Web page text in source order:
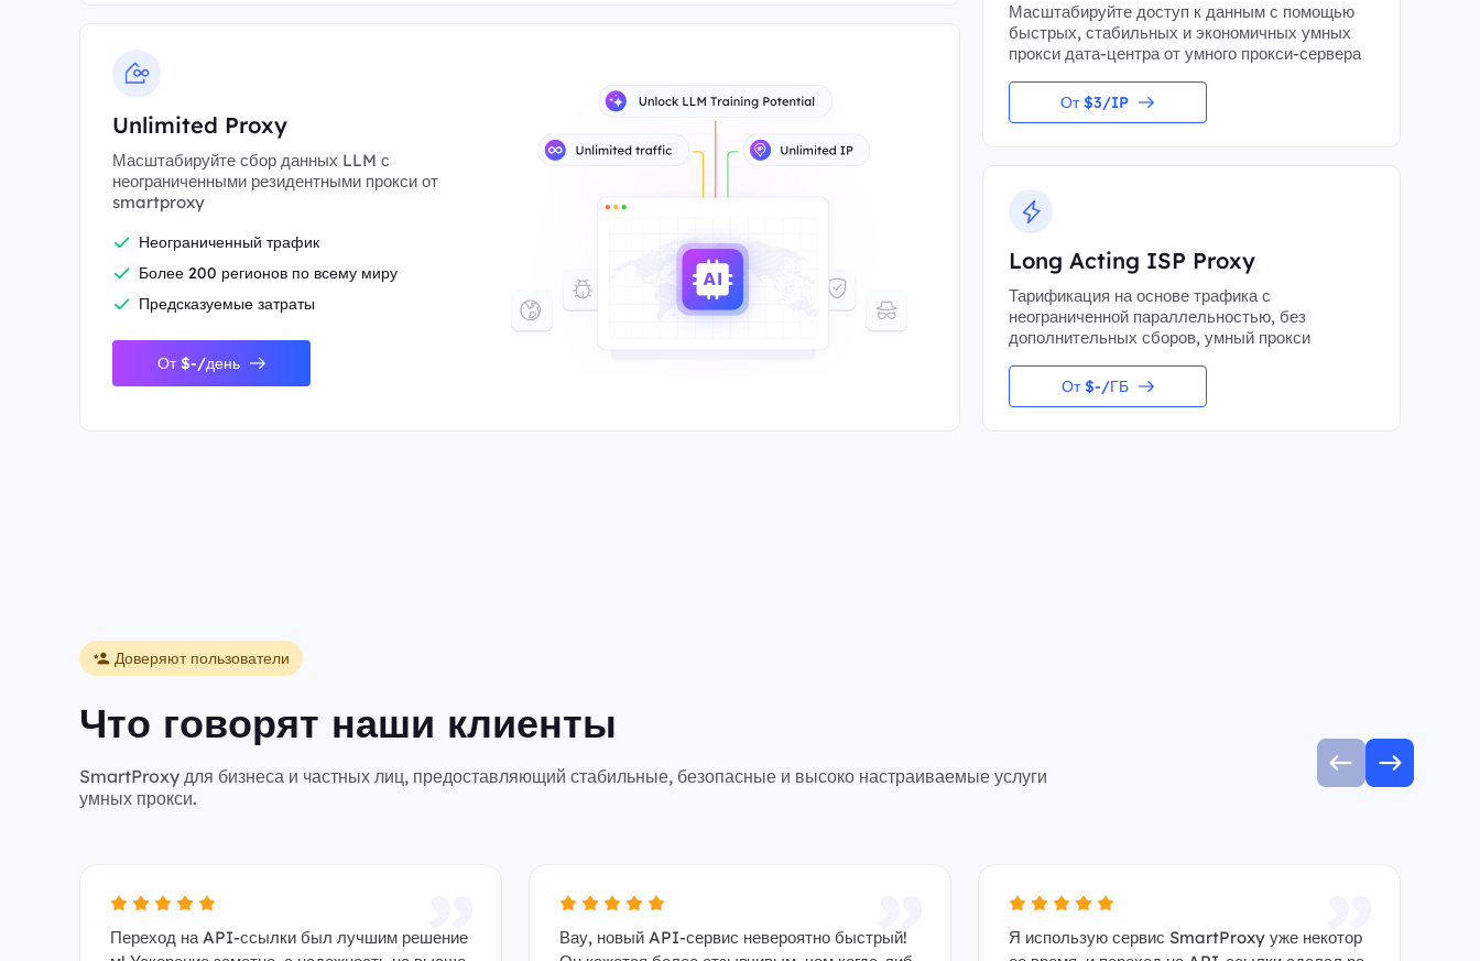
Unlimited Proxy
Масштабируйте сбор данных LLM с
неограниченными резидентными прокси от
smartproxy
Неограниченный трафик
Более 200 регионов по всему миру
Предсказуемые затраты
От $-/день
Масштабируйте доступ к данным с помощью
быстрых, стабильных и экономичных умных
прокси дата-центра от умного прокси-сервера
От $3/IP
Long Acting ISP Proxy
Тарификация на основе трафика с
неограниченной параллельностью, без
дополнительных сборов, умный прокси
От $-/ГБ
Доверяют пользователи
Что говорят наши клиенты
SmartProxy для бизнеса и частных лиц, предоставляющий стабильные, безопасные и высоко настраиваемые услуги
умных прокси.
Переход на API-ссылки был лучшим решение
Вау, новый API-сервис невероятно быстрый!
Я использую сервис SmartProxy уже некотор